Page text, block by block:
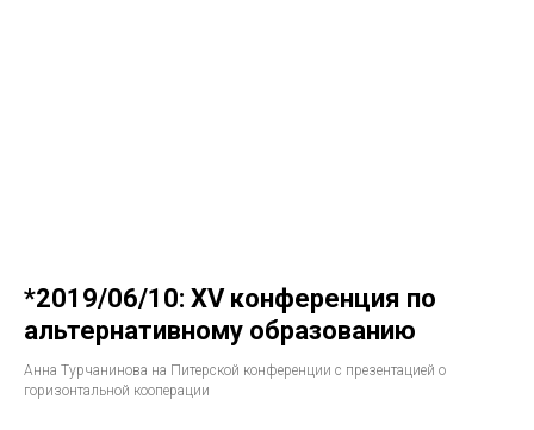
*2019/06/10: XV конференция по
альтернативному образованию
Анна Турчанинова на Питерской конференции с презентацией о
горизонтальной кооперации